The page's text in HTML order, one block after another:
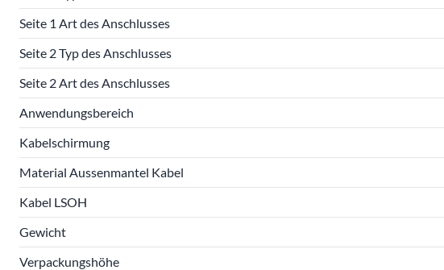
Seite 1 Art des Anschlusses
Seite 2 Typ des Anschlusses
Seite 2 Art des Anschlusses
Anwendungsbereich
Kabelschirmung
Material Aussenmantel Kabel
Kabel LSOH
Gewicht
Verpackungshöhe